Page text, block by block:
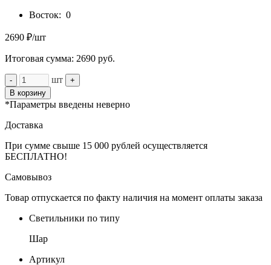
Восток: 0
2690 ₽/шт
Итоговая сумма: 2690 руб.
- шт
+
В корзину
*Параметры введены неверно
Доставка
При сумме свыше 15 000 рублей осуществляется
БЕСПЛАТНО!
Самовывоз
Товар отпускается по факту наличия на момент оплаты заказа
Светильники по типу
Шар
Артикул